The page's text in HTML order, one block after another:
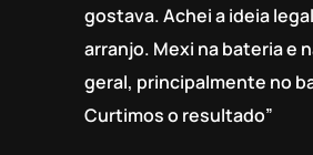
gostava. Achei a ideia
arranjo. Mexi na bateria e
geral, principalmente no
Curtimos o resultado”